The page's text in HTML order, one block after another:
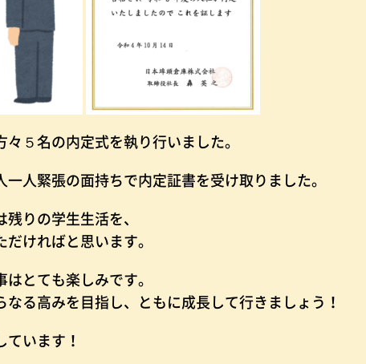
５名の内定式を執り行いました。
人緊張の面持ちで内定証書を受け取りました。
りの学生生活を、
ければと思います。
とても楽しみです。
る高みを目指し、ともに成長して行きましょう！
います！